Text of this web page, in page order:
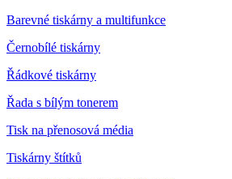
Barevné tiskárny a multifunkce
Černobílé tiskárny
Řádkové tiskárny
Řada s bílým tonerem
Tisk na přenosová média
Tiskárny štítků